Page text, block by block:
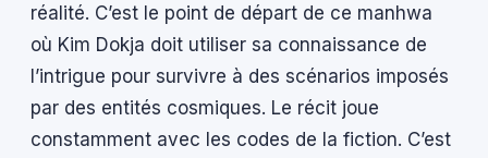
réalité. C’est le point de départ de ce manhwa
où Kim Dokja doit utiliser sa connaissance de
l’intrigue pour survivre à des scénarios imposés
par des entités cosmiques. Le récit joue
constamment avec les codes de la fiction. C’est